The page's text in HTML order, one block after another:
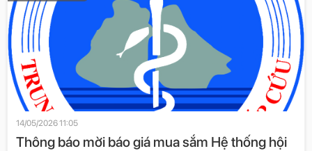
14/05/2026 11:05
Thông báo mời báo giá mua sắm Hệ thống hội